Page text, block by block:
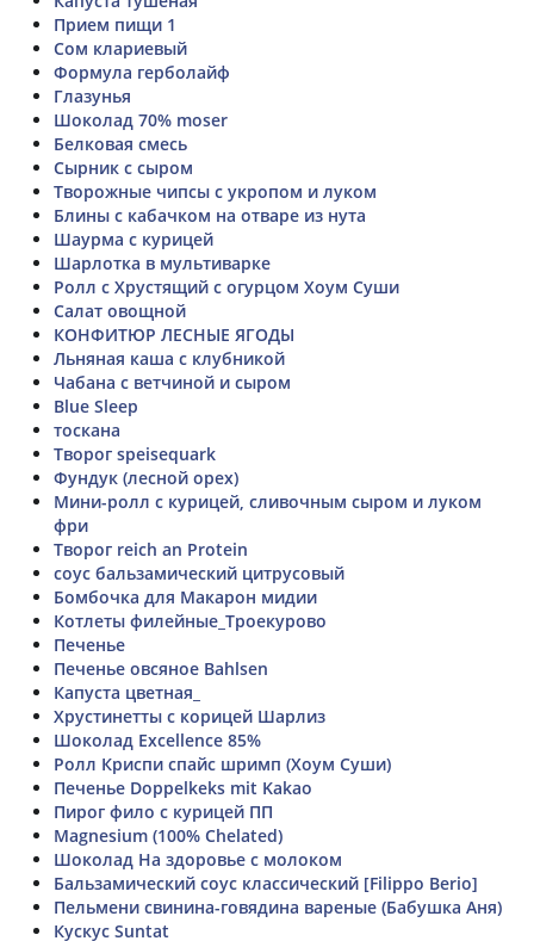
Прием пищи 1
Сом клариевый
Формула герболайф
Глазунья
Шоколад 70% moser
Белковая смесь
Сырник с сыром
Творожные чипсы с укропом и луком
Блины с кабачком на отваре из нута
Шаурма с курицей
Шарлотка в мультиварке
Ролл с Хрустящий с огурцом Хоум Суши
Салат овощной
КОНФИТЮР ЛЕСНЫЕ ЯГОДЫ
Льняная каша с клубникой
Чабана с ветчиной и сыром
Blue Sleep
тоскана
Творог speisequark
Фундук (лесной орех)
Мини-ролл с курицей, сливочным сыром и луком
фри
Творог reich an Protein
соус бальзамический цитрусовый
Бомбочка для Макарон мидии
Котлеты филейные_Троекурово
Печенье
Печенье овсяное Bahlsen
Капуста цветная_
Хрустинетты с корицей Шарлиз
Шоколад Excellence 85%
Ролл Криспи спайс шримп (Хоум Суши)
Печенье Doppelkeks mit Kakao
Пирог фило с курицей ПП
Magnesium (100% Chelated)
Шоколад На здоровье с молоком
Бальзамический соус классический [Filippo Berio]
Пельмени свинина-говядина вареные (Бабушка Аня)
Кускус Suntat